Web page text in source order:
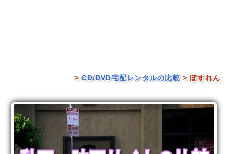
>CD/DVD宅配レンタルの比較> ぽすれん